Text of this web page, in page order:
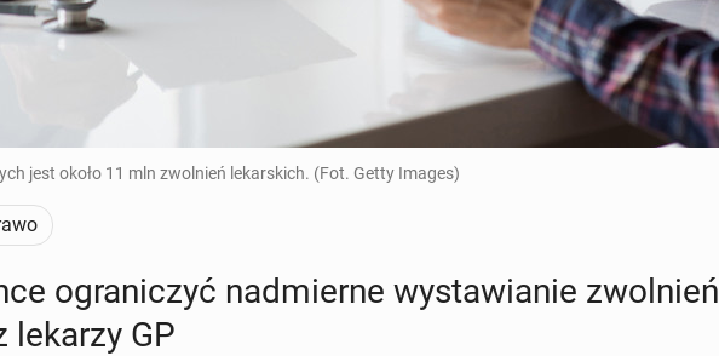
jest około 11 mln zwolnień lekarskich. (Fot. Getty Images)
ogra­ni­czyć nad­mier­ne wy­sta­wia­nie zwol­nień
lekarzy GP